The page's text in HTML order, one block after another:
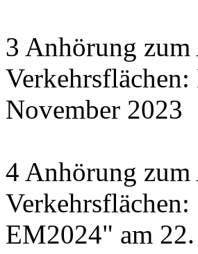
3 Anhörung
November 2023
4 Anhörung
EM2024" am